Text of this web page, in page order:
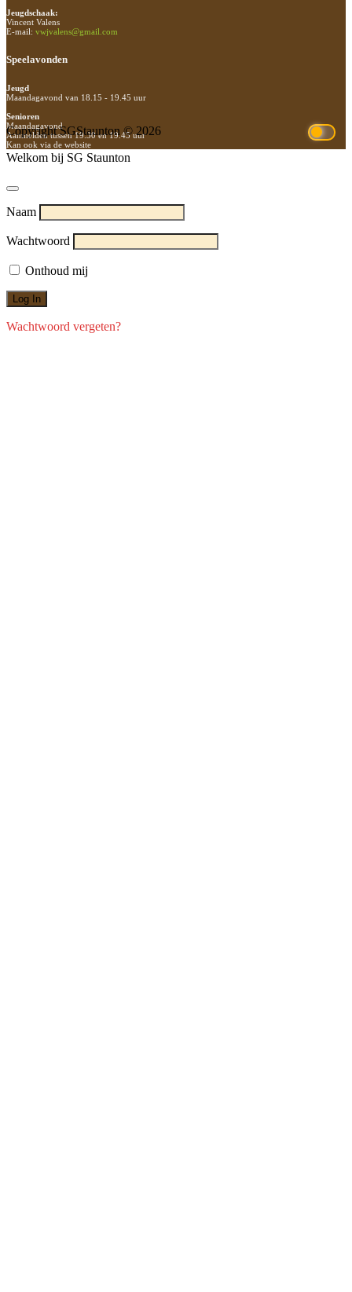
Jeugdschaak:
Vincent Valens
E-mail: vwjvalens@gmail.com
Speelavonden
Jeugd
Maandagavond van 18.15 - 19.45 uur
Senioren
Maandagavond
Aanmelden tussen 19.30 en 19.45 uur
Kan ook via de website
Copyright SGStaunton © 2026
Welkom bij SG Staunton
Naam
Wachtwoord
Onthoud mij
Wachtwoord vergeten?